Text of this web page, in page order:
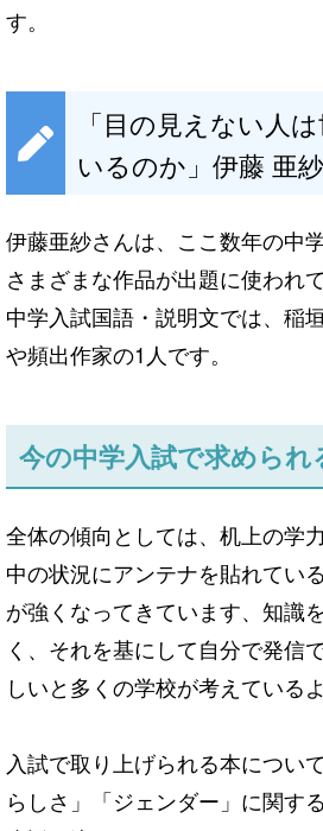
す。
「目の見えない人
いるのか」伊藤 亜紗
伊藤亜紗さんは、ここ数年の中
さまざまな作品が出題に使われて
中学入試国語・説明文では、稲
や頻出作家の1人です。
今の中学入試で求められ
全体の傾向としては、机上の学
中の状況にアンテナを貼れてい
が強くなってきています、知識
く、それを基にして自分で発信
しいと多くの学校が考えている
入試で取り上げられる本につい
らしさ」「ジェンダー」に関す